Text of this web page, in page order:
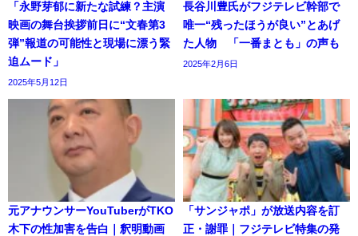
「永野芽郁に新たな試練？主演
映画の舞台挨拶前日に“文春第3
弾”報道の可能性と現場に漂う緊
迫ムード」
2025年5月12日
長谷川豊氏がフジテレビ幹部で
唯一“残ったほうが良い”とあげ
た人物 「一番まとも」の声も
2025年2月6日
元アナウンサーYouTuberがTKO
木下の性加害を告白｜釈明動画
「サンジャポ」が放送内容を訂
正・謝罪｜フジテレビ特集の発